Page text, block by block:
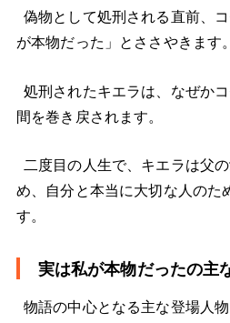
偽物として処刑される直前、
が本物だった」とささやきます。
処刑されたキエラは、なぜか
間を巻き戻されます。
二度目の人生で、キエラは父
め、自分と本当に大切な人のた
す。
実は私が本物だったの主
物語の中心となる主な登場人物